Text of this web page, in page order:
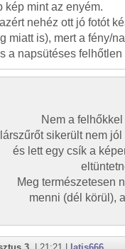
kép mint az enyém.
nehéz ott jó fotót
miatt is), mert a fény/
a napsütéses felhőtlen
Nem a
sikerült nem
és lett egy csík a
Meg természetesen
menni (dél körül),